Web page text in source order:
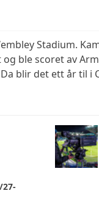
Stadium.
ble scoret av
blir det ett år til i